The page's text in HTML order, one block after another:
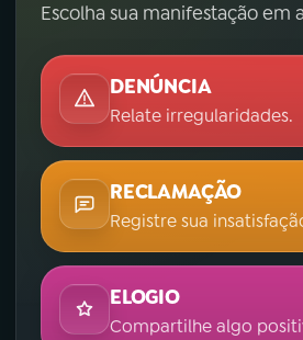
Escolha sua manifestação em
DENÚNCIA
Relate irregularidades.
RECLAMAÇÃO
Registre sua
ELOGIO
Compartilhe algo